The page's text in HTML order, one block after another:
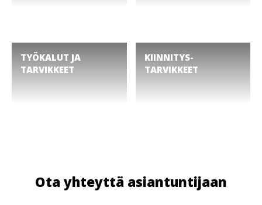
TYÖKALUT JA
TARVIKKEET
KIINNITYS­
TARVIKKEET
Ota yhteyttä asiantuntijaan